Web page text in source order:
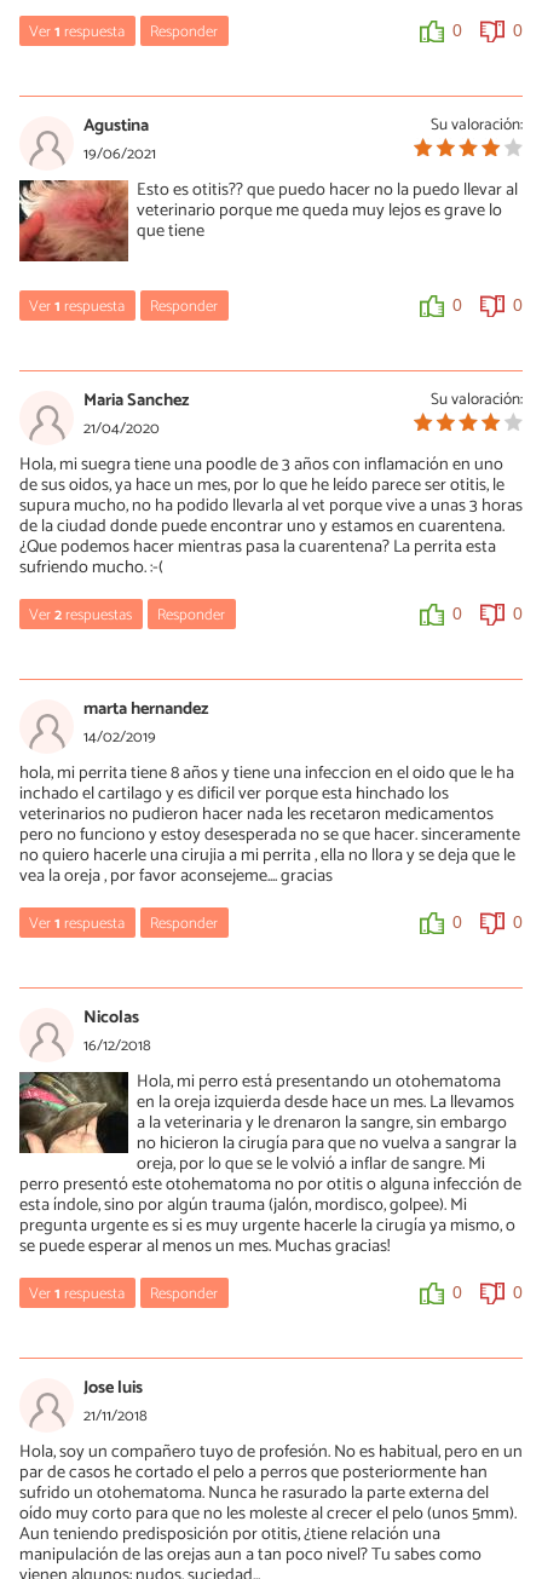
Ver1respuesta Responder 0 0
01/06/2022
Hola, si tiene otitis interna sí puede haber pérdida del equilibrio.
Eso te lo tiene que confirmar el veterinario y el tratamiento va a
depender del diagnóstico. Un saludo.
Su valoración:
Agustina
19/06/2021
Esto es otitis?? que puedo hacer no la puedo llevar al
veterinario porque me queda muy lejos es grave lo
que tiene
Ver1respuesta Responder 0 0
19/06/2021
Hola, para valorar tanto lo que tiene como la gravedad es
imprescindible realizar un examen al animal. Por internet no es
posible resolver ninguna de tus dudas. Un saludo.
0 0
Su valoración:
Maria Sanchez
21/04/2020
Hola, mi suegra tiene una poodle de 3 años con inflamación en uno
de sus oidos, ya hace un mes, por lo que he leído parece ser otitis, le
supura mucho, no ha podido llevarla al vet porque vive a unas 3 horas
de la ciudad donde puede encontrar uno y estamos en cuarentena.
¿Que podemos hacer mientras pasa la cuarentena? La perrita esta
sufriendo mucho. :-(
Ver2respuestas Responder 0 0
21/04/2020
Hola María, es una urgencia veterinaria y estas sí pueden ser
atendidas durante la cuarentena. Solo hay que llamar al
veterinario para que os indique las pautas a seguir para una
atención segura. Un saludo.
0 0
Maria Sanchez
24/04/2020
responder!
marta hernandez
14/02/2019
hola, mi perrita tiene 8 años y tiene una infeccion en el oido que le ha
inchado el cartilago y es dificil ver porque esta hinchado los
veterinarios no pudieron hacer nada les recetaron medicamentos
pero no funciono y estoy desesperada no se que hacer. sinceramente
no quiero hacerle una cirujia a mi perrita , ella no llora y se deja que le
vea la oreja , por favor aconsejeme.... gracias
Ver1respuesta Responder 0 0
14/02/2019
Hola, si hay un impedimento para el tratamiento veterinario
directamente en el oído solo queda recurrir a la cirugía. Un
saludo.
0
Nicolas
16/12/2018
Hola, mi perro está presentando un otohematoma
en la oreja izquierda desde hace un mes. La llevamos
a la veterinaria y le drenaron la sangre, sin embargo
no hicieron la cirugía para que no vuelva a sangrar la
oreja, por lo que se le volvió a inflar de sangre. Mi
perro presentó este otohematoma no por otitis o alguna infección de
esta índole, sino por algún trauma (jalón, mordisco, golpee). Mi
pregunta urgente es si es muy urgente hacerle la cirugía ya mismo, o
se puede esperar al menos un mes. Muchas gracias!
Ver1respuesta Responder 0 0
16/12/2018
Hola, yo intentaría resolverlo cuanto antes para evitar
complicaciones. Un saludo.
0
Jose luis
21/11/2018
Hola, soy un compañero tuyo de profesión. No es habitual, pero en un
par de casos he cortado el pelo a perros que posteriormente han
sufrido un otohematoma. Nunca he rasurado la parte externa del
oído muy corto para que no les moleste al crecer el pelo (unos 5mm).
Aun teniendo predisposición por otitis, ¿tiene relación una
manipulación de las orejas aun a tan poco nivel? Tu sabes como